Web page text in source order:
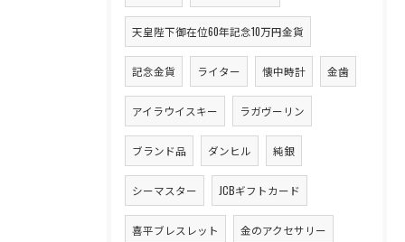
天皇陛下御在位60年記念10万円金貨
記念金貨 ライター 懐中時計 金歯
アイラウイスキー ラガヴーリン
ブランド品 ダンヒル 純銀
シーマスター JCBギフトカード
喜平ブレスレット 金のアクセサリー